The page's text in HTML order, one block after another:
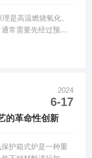
是高温燃烧氧化。
常需要先经过预处
燃烧炉中，在高温
、化工、制药等领
度。AOX有机卤素
高温环境，确保有
...
2024
6-17
的革命性创新
护箱式炉是一种重